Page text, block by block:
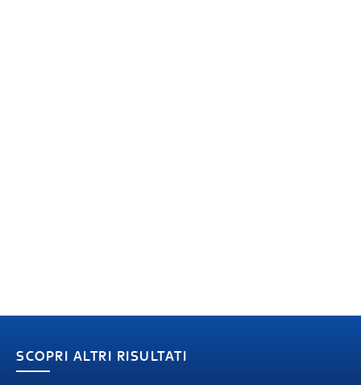
SCOPRI ALTRI RISULTATI